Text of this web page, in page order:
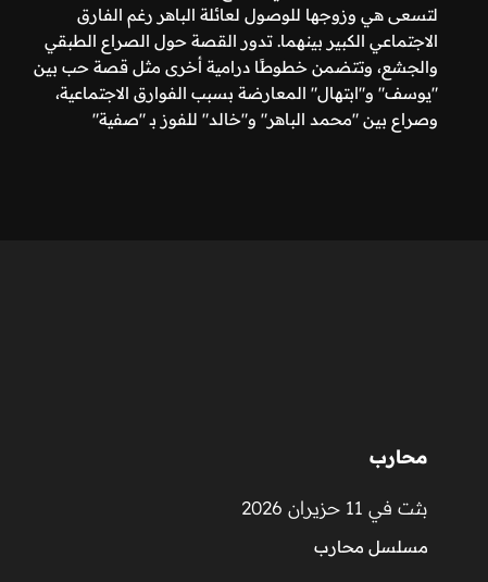
لتسعى هي وزوجها للوصول لعائلة الباهر رغم الفارق
الاجتماعي الكبير بينهما. تدور القصة حول الصراع الطبقي
والجشع، وتتضمن خطوطًا درامية أخرى مثل قصة حب بين
"يوسف" و"ابتهال" المعارضة بسبب الفوارق الاجتماعية،
وصراع بين "محمد الباهر" و"خالد" للفوز بـ "صفية"
محارب
بثت في 11 حزيران 2026
مسلسل محارب